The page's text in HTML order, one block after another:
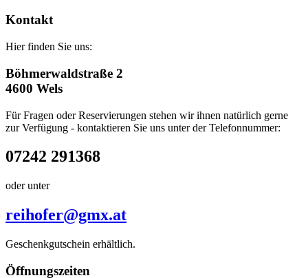
Kontakt
Hier finden Sie uns:
Böhmerwaldstraße 2
4600 Wels
Für Fragen oder Reservierungen stehen wir ihnen natürlich gerne
zur Verfügung - kontaktieren Sie uns unter der Telefonnummer:
07242 291368
oder unter
reihofer@gmx.at
Geschenkgutschein erhältlich.
Öffnungszeiten